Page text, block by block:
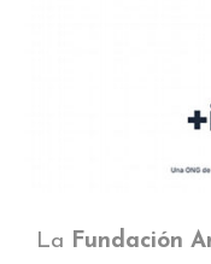
La Fundación